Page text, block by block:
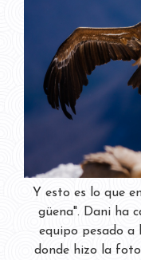
Y esto es lo que
güena". Dani ha
equipo pesado a
donde hizo la